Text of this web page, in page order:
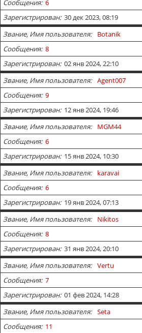
Сообщения 6
Зарегистрирован 30 дек 2023, 08:19
Звание, Имя пользователя
Botanik
Сообщения 8
Зарегистрирован 02 янв 2024, 22:10
Звание, Имя пользователя
Agent007
Сообщения 9
Зарегистрирован 12 янв 2024, 19:46
Звание, Имя пользователя
MGM44
Сообщения 6
Зарегистрирован 15 янв 2024, 10:30
Звание, Имя пользователя
karavai
Сообщения 6
Зарегистрирован 19 янв 2024, 07:13
Звание, Имя пользователя
Nikitos
Сообщения 8
Зарегистрирован 31 янв 2024, 20:10
Звание, Имя пользователя
Vertu
Сообщения 7
Зарегистрирован 01 фев 2024, 14:28
Звание, Имя пользователя
Seta
Сообщения 11